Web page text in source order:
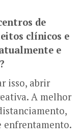
de
clínicos e
e
isso, abrir
A melhor
enfrentamento.